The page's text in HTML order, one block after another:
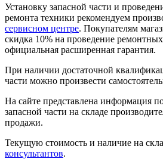
Установку запасной части и
ремонта техники рекомендуем
сервисном центре. Покупателям
скидка 10% на проведение
официальная расширенная гарантия.
При наличии достаточной
части можно произвести
На сайте представлена информация
запасной части на складе
продажи.
Текущую стоимость и наличие на
консультантов.